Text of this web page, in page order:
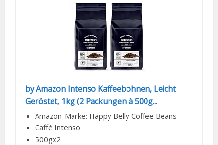
by Amazon Intenso Kaffeebohnen, Leicht
Geröstet, 1kg (2 Packungen à 500g...
Amazon-Marke: Happy Belly Coffee Beans
Caffè Intenso
500gx2